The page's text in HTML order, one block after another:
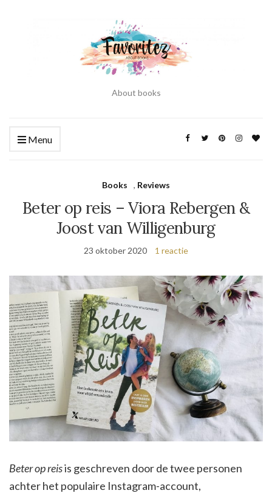
About books
Menu
Books , Reviews
Beter op reis – Viora Rebergen &
Joost van Willigenburg
23 oktober 2020 1 reactie
Beter op reisis geschreven door de twee personen
achter het populaire Instagram-account,